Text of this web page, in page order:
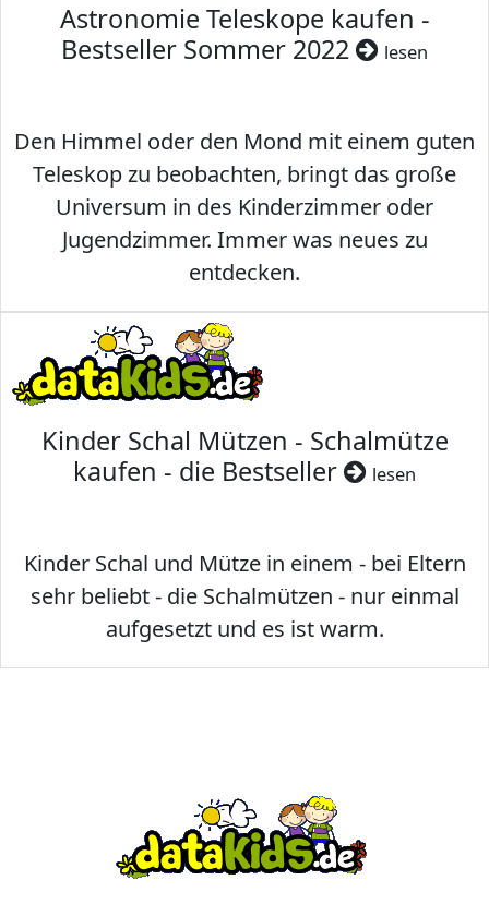
Astronomie Teleskope kaufen -
Bestseller Sommer 2022
lesen
Den Himmel oder den Mond mit einem guten
Teleskop zu beobachten, bringt das große
Universum in des Kinderzimmer oder
Jugendzimmer. Immer was neues zu
entdecken.
Kinder Schal Mützen - Schalmütze
kaufen - die Bestseller
lesen
Kinder Schal und Mütze in einem - bei Eltern
sehr beliebt - die Schalmützen - nur einmal
aufgesetzt und es ist warm.